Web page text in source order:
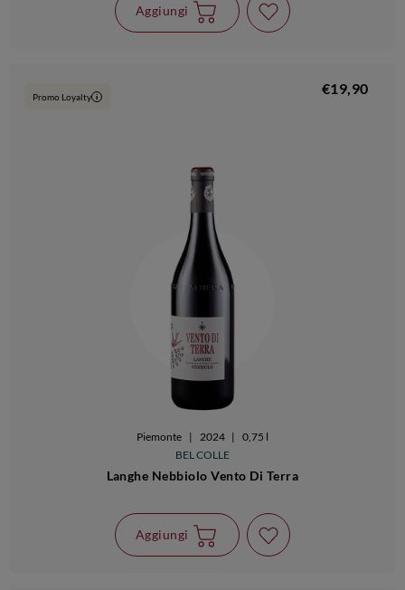
Aggiungi
Promo Loyalty i €19,90
Piemonte | 2024 | 0,75 l
BEL COLLE
Langhe Nebbiolo Vento Di Terra
Aggiungi